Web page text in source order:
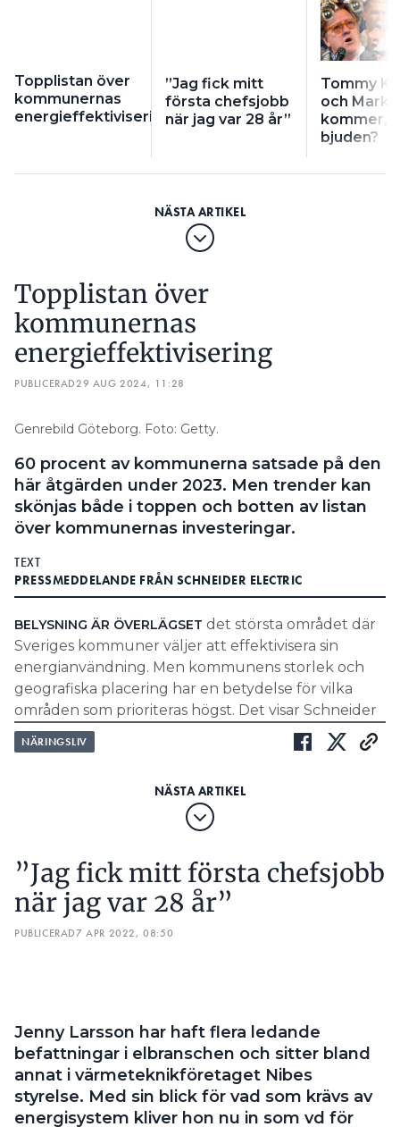
Topplistan över
kommunernas
energieffektivisering
”Jag fick mitt
första chefsjobb
när jag var 28 år”
Tommy
och
kommer,
bjuden?
Topplistan över
kommunernas
energieffektivisering
PUBLICERAD29 AUG 2024, 11:28
Genrebild Göteborg. Foto: Getty.
60 procent av kommunerna satsade på den
här åtgärden under 2023. Men trender kan
skönjas både i toppen och botten av listan
över kommunernas investeringar.
TEXT
PRESSMEDDELANDE FRÅN SCHNEIDER ELECTRIC
BELYSNING ÄR ÖVERLÄGSET det största området där
Sveriges kommuner väljer att effektivisera sin
energianvändning. Men kommunens storlek och
geografiska placering har en betydelse för vilka
områden som prioriteras högst. Det visar Schneider
Electrics nya Kommunrapport.
TOPPLISTA: KOMMUNERNAS
ENERGIEFFEKTIVISERINGSÅTGÄRDER
Så stor andel av kommunerna
investerade i åtgärden under 2023:
Belysning 60%
Vatten och avlopp 7%
Gröna ytor och stadsplanering 5%
Industi och företag 5%
Energilagring och smarta nät 3%
Data och digitalisering 3%
Cybersäkerhet och övriga trygghetsåtgärder
NÄRINGSLIV
”Jag fick mitt första chefsjobb
när jag var 28 år”
PUBLICERAD7 APR 2022, 08:50
Jenny Larsson har haft flera ledande
befattningar i elbranschen och sitter bland
annat i värmeteknikföretaget Nibes
styrelse. Med sin blick för vad som krävs av
energisystem kliver hon nu in som vd för